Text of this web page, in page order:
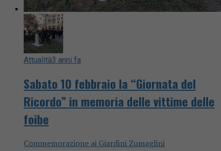
Attualità3 anni fa
Sabato 10 febbraio la “Giornata del
Ricordo” in memoria delle vittime delle
foibe
Commemorazione ai Giardini Zumaglini